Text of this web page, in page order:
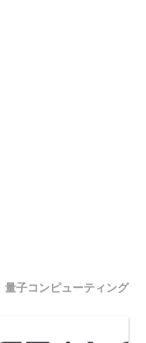
量子コンピューティング